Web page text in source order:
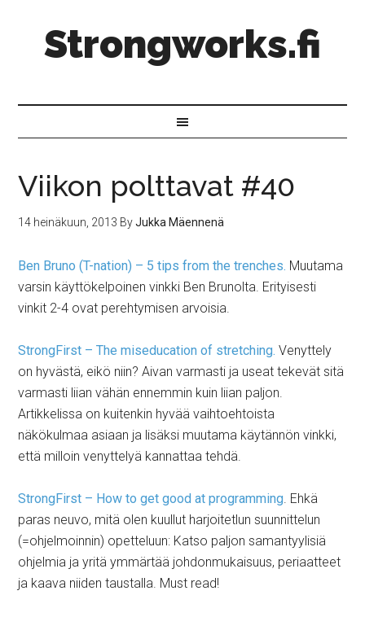
Strongworks.fi
Viikon polttavat #40
14 heinäkuun, 2013 ByJukka Mäennenä
Ben Bruno (T-nation) – 5 tips from the trenches. Muutama
varsin käyttökelpoinen vinkki Ben Brunolta. Erityisesti
vinkit 2-4 ovat perehtymisen arvoisia.
StrongFirst – The miseducation of stretching. Venyttely
on hyvästä, eikö niin? Aivan varmasti ja useat tekevät sitä
varmasti liian vähän ennemmin kuin liian paljon.
Artikkelissa on kuitenkin hyvää vaihtoehtoista
näkökulmaa asiaan ja lisäksi muutama käytännön vinkki,
että milloin venyttelyä kannattaa tehdä.
StrongFirst – How to get good at programming. Ehkä
paras neuvo, mitä olen kuullut harjoitetlun suunnittelun
(=ohjelmoinnin) opetteluun: Katso paljon samantyylisiä
ohjelmia ja yritä ymmärtää johdonmukaisuus, periaatteet
ja kaava niiden taustalla. Must read!